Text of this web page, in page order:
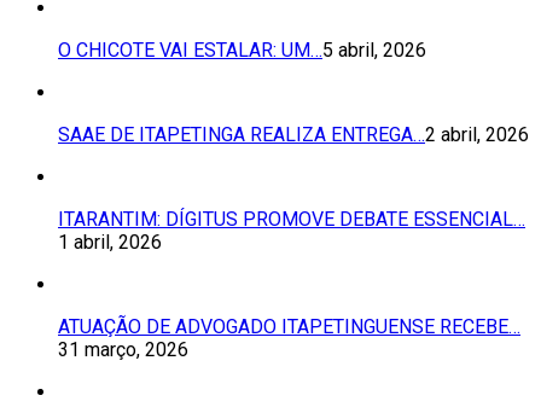
O CHICOTE VAI ESTALAR: UM…5 abril, 2026
SAAE DE ITAPETINGA REALIZA ENTREGA…2 abril, 2026
ITARANTIM: DÍGITUS PROMOVE DEBATE ESSENCIAL…
1 abril, 2026
ATUAÇÃO DE ADVOGADO ITAPETINGUENSE RECEBE…
31 março, 2026